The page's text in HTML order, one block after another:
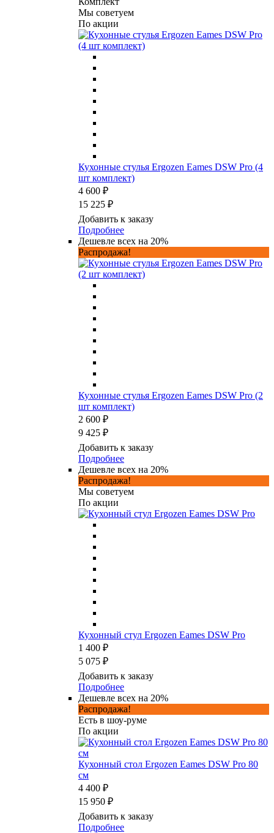
Мы советуем
По акции
Кухонные стулья Ergozen Eames DSW Pro (4
шт комплект)
4 600 ₽
15 225 ₽
Добавить к заказу
Подробнее
Дешевле всех на 20%
Распродажа!
Кухонные стулья Ergozen Eames DSW Pro (2
шт комплект)
2 600 ₽
9 425 ₽
Добавить к заказу
Подробнее
Дешевле всех на 20%
Распродажа!
Мы советуем
По акции
Кухонный стул Ergozen Eames DSW Pro
1 400 ₽
5 075 ₽
Добавить к заказу
Подробнее
Дешевле всех на 20%
Распродажа!
Есть в шоу-руме
По акции
Кухонный стол Ergozen Eames DSW Pro 80
см
4 400 ₽
15 950 ₽
Добавить к заказу
Подробнее